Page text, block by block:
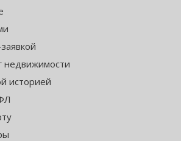
недвижимости
историей